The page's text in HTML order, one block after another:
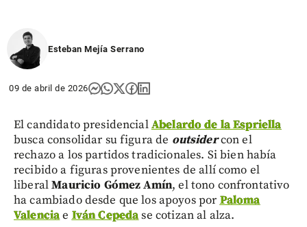
Esteban Mejía Serrano
09 de abril de 2026
El candidato presidencialAbelardo de la Espriella
busca consolidar su figura de outsidercon el
rechazo a los partidos tradicionales. Si bien había
recibido a figuras provenientes de allí como el
liberalMauricio Gómez Amín, el tono confrontativo
ha cambiado desde que los apoyos por Paloma
Valenciae Iván Cepedase cotizan al alza.